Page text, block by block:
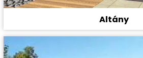
Altány